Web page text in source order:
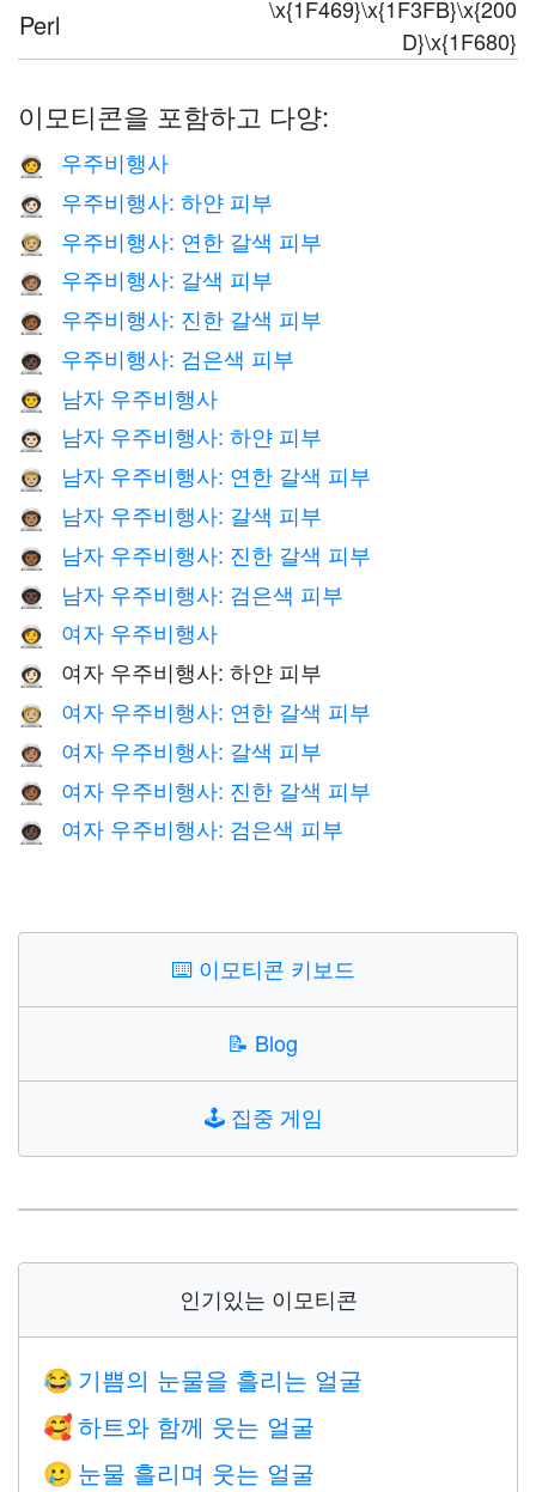
Perl
\x{1F469}\x{1F3FB}\x{200
D}\x{1F680}
이모티콘을 포함하고 다양:
🧑‍🚀 우주비행사
🧑🏻‍🚀 우주비행사: 하얀 피부
🧑🏼‍🚀 우주비행사: 연한 갈색 피부
🧑🏽‍🚀 우주비행사: 갈색 피부
🧑🏾‍🚀 우주비행사: 진한 갈색 피부
🧑🏿‍🚀 우주비행사: 검은색 피부
👨‍🚀 남자 우주비행사
👨🏻‍🚀 남자 우주비행사: 하얀 피부
👨🏼‍🚀 남자 우주비행사: 연한 갈색 피부
👨🏽‍🚀 남자 우주비행사: 갈색 피부
👨🏾‍🚀 남자 우주비행사: 진한 갈색 피부
👨🏿‍🚀 남자 우주비행사: 검은색 피부
👩‍🚀 여자 우주비행사
👩🏻‍🚀 여자 우주비행사: 하얀 피부
👩🏼‍🚀 여자 우주비행사: 연한 갈색 피부
👩🏽‍🚀 여자 우주비행사: 갈색 피부
👩🏾‍🚀 여자 우주비행사: 진한 갈색 피부
👩🏿‍🚀 여자 우주비행사: 검은색 피부
⌨️ 이모티콘 키보드
📝 Blog
🕹️ 집중 게임
인기있는 이모티콘
😂 기쁨의 눈물을 흘리는 얼굴
🥰 하트와 함께 웃는 얼굴
🥲 눈물 흘리며 웃는 얼굴